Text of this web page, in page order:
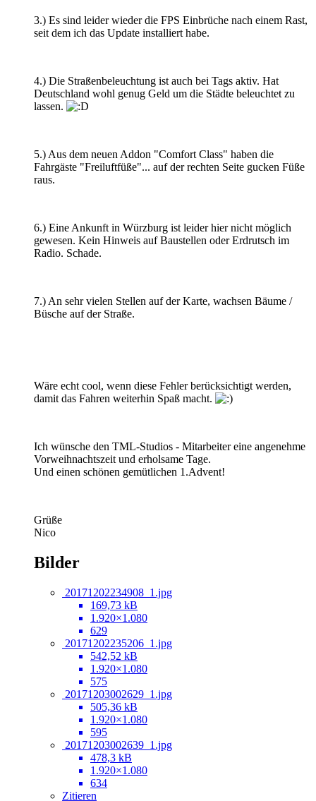
3.) Es sind leider wieder die FPS Einbrüche nach einem Rast,
seit dem ich das Update installiert habe.
4.) Die Straßenbeleuchtung ist auch bei Tags aktiv. Hat
Deutschland wohl genug Geld um die Städte beleuchtet zu
lassen.
5.) Aus dem neuen Addon "Comfort Class" haben die
Fahrgäste "Freiluftfüße"... auf der rechten Seite gucken Füße
raus.
6.) Eine Ankunft in Würzburg ist leider hier nicht möglich
gewesen. Kein Hinweis auf Baustellen oder Erdrutsch im
Radio. Schade.
7.) An sehr vielen Stellen auf der Karte, wachsen Bäume /
Büsche auf der Straße.
Wäre echt cool, wenn diese Fehler berücksichtigt werden,
damit das Fahren weiterhin Spaß macht.
Ich wünsche den TML-Studios - Mitarbeiter eine angenehme
Vorweihnachtszeit und erholsame Tage.
Und einen schönen gemütlichen 1.Advent!
Grüße
Nico
Bilder
20171202234908_1.jpg
169,73 kB
1.920×1.080
629
20171202235206_1.jpg
542,52 kB
1.920×1.080
575
20171203002629_1.jpg
505,36 kB
1.920×1.080
595
20171203002639_1.jpg
478,3 kB
1.920×1.080
634
Zitieren